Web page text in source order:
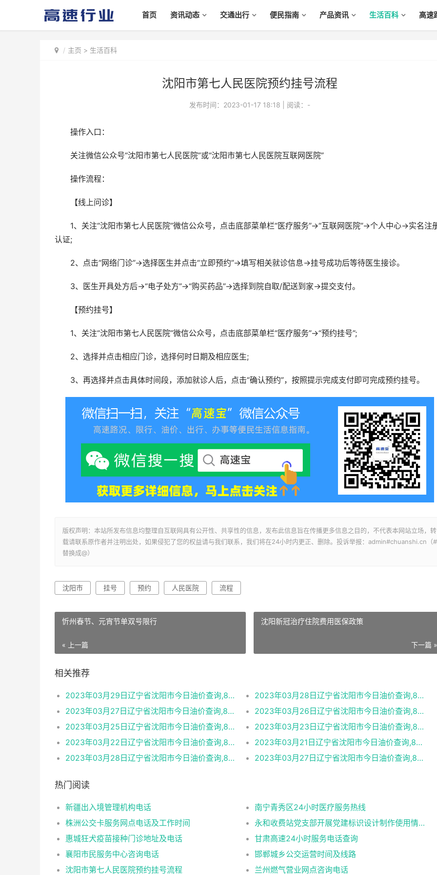
首页 资讯动态 交通出行 便民指南 产品资讯 生活百科 高速
主页 > 生活百科
沈阳市第七人民医院预约挂号流程
发布时间：2023-01-17 18:18 阅读： -
操作入口：
关注微信公众号“沈阳市第七人民医院”或“沈阳市第七人民医院互联网医院”
操作流程：
【线上问诊】
1、关注“沈阳市第七人民医院”微信公众号，点击底部菜单栏“医疗服务”→“互联网医院”→个人中心→实名注
认证;
2、点击“网络门诊”→选择医生并点击“立即预约”→填写相关就诊信息→挂号成功后等待医生接诊。
3、医生开具处方后→“电子处方”→“购买药品”→选择到院自取/配送到家→提交支付。
【预约挂号】
1、关注“沈阳市第七人民医院”微信公众号，点击底部菜单栏“医疗服务”→“预约挂号”;
2、选择并点击相应门诊，选择何时日期及相应医生;
3、再选择并点击具体时间段，添加就诊人后，点击“确认预约”，按照提示完成支付即可完成预约挂号。
版权声明：本站所发布信息均整理自互联网具有公开性、共享性的信息，发布此信息旨在传播更多信息之目的，不代表本网站立场，转
载请联系原作者并注明出处，如果侵犯了您的权益请与我们联系，我们将在24小时内更正、删除。投诉举报：admin#chuanshi.cn（#
替换成@）
沈阳市 挂号 预约 人民医院 流程
忻州春节、元宵节单双号限行
« 上一篇
沈阳新冠治疗住院费用医保政策
下一篇 »
相关推荐
2023年03月29日辽宁省沈阳市今日油价查询,89号汽油,92号汽油,95号汽油,89号柴油
2023年03月28日辽宁省沈阳市今日油价查询,89号汽油,92号汽油,95号汽油,89号柴油
2023年03月27日辽宁省沈阳市今日油价查询,89号汽油,92号汽油,95号汽油,89号柴油
2023年03月26日辽宁省沈阳市今日油价查询,89号汽油,92号汽油,95号汽油,89号柴油
2023年03月25日辽宁省沈阳市今日油价查询,89号汽油,92号汽油,95号汽油,89号柴油
2023年03月23日辽宁省沈阳市今日油价查询,89号汽油,92号汽油,95号汽油,89号柴油
2023年03月22日辽宁省沈阳市今日油价查询,89号汽油,92号汽油,95号汽油,89号柴油
2023年03月21日辽宁省沈阳市今日油价查询,89号汽油,92号汽油,95号汽油,89号柴油
2023年03月28日辽宁省沈阳市今日油价查询,89号汽油,92号汽油,95号汽油,89号柴油
2023年03月27日辽宁省沈阳市今日油价查询,89号汽油,92号汽油,95号汽油,89号柴油
热门阅读
新疆出入境管理机构电话
南宁青秀区24小时医疗服务热线
株洲公交卡服务网点电话及工作时间
永和收费站党支部开展党建标识设计制作使用情况自查工作情况报告
惠城狂犬疫苗接种门诊地址及电话
甘肃高速24小时服务电话查询
襄阳市民服务中心咨询电话
邯郸城乡公交运营时间及线路
沈阳市第七人民医院预约挂号流程
兰州燃气营业网点咨询电话